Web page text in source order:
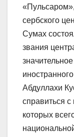
сербского
Сумах
звания
Абдуллахи
справиться
которых